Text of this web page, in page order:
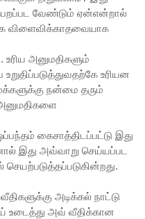
வேண்டும் ஏன்என்றால்
விளைவிக்காதவையாக
அனுமதிகளும்
உரியன
நன்மை தரும்
கைசாத்திடப்பட்டு இது
இது அவ்வாறு செய்யப்பட
அடிக்கல் நாட்டு
உடைத்து அவ் வீதிக்கான